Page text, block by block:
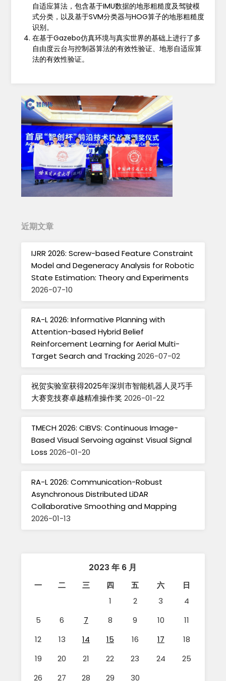
自适应算法，包含基于IMU数据的地形粗糙度及驾驶模
式分类，以及基于SVM分类器与HOG算子的地形粗糙度
识别。
在基于Gazebo仿真环境与真实世界的基础上进行了多
自由度云台与控制器算法的有效性验证、地形自适应算
法的有效性验证。
近期文章
IJRR 2026: Screw-based Feature Constraint
Model and Degeneracy Analysis for Robotic
State Estimation: Theory and Experiments
2026-07-10
RA-L 2026: Informative Planning with
Attention-based Hybrid Belief
Reinforcement Learning for Aerial Multi-
Target Search and Tracking 2026-07-02
祝贺实验室获得2025年深圳市智能机器人灵巧手
大赛竞技赛卓越精准操作奖 2026-01-22
TMECH 2026: CIBVS: Continuous Image-
Based Visual Servoing against Visual Signal
Loss 2026-01-20
RA-L 2026: Communication-Robust
Asynchronous Distributed LiDAR
Collaborative Smoothing and Mapping
2026-01-13
2023 年 6 月
一 二 三 四 五 六
日
1
2 3
4
5
6 7 8 9 10
11
12
13 14 15 16 17
18
19
20 21 22 23 24
25
26
27 28 29 30